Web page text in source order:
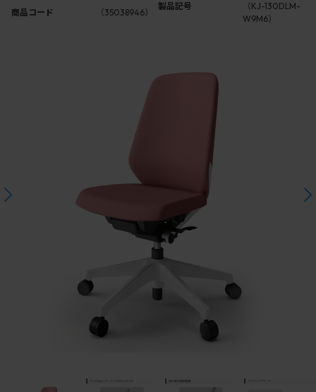
商品コード （35038946）
製品記号
（KJ-130DLM-
W9M6）